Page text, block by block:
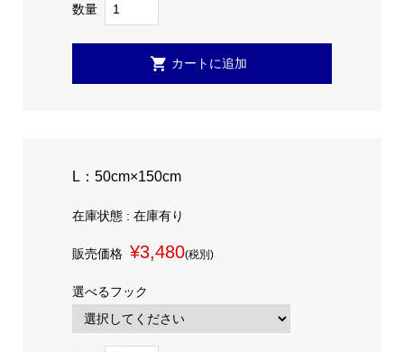
数量
L：50cm×150cm
在庫状態 : 在庫有り
販売価格 ¥3,480(税別)
選べるフック